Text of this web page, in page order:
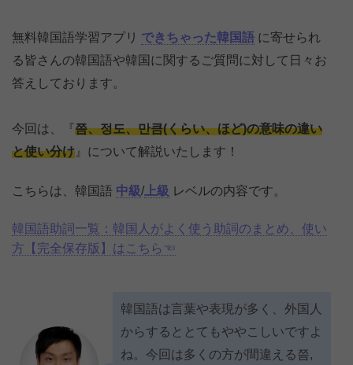
無料韓国語学習アプリ できちゃった韓国語 に寄せられ
る皆さんの韓国語や韓国に関するご質問に対して日々お
答えしております。
今回は、『쯤、정도、만큼(くらい、ほど)の意味の違い
と使い分け 』について解説いたします！
こちらは、韓国語 中級/ 上級 レベルの内容です。
韓国語助詞一覧：韓国人がよく使う助詞のまとめ、使い
方【完全保存版】はこちら☜
韓国語は言葉や表現が多く、外国人
からするととてもややこしいですよ
ね。今回は多くの方が間違える쯤,